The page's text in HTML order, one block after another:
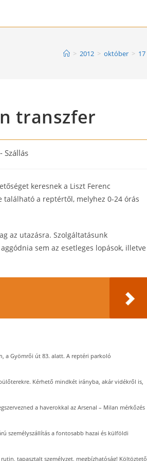
> 2012 > október > 17
transzfer
Szállás
keresnek a Liszt Ferenc
található a reptértől, melyhez 0-24 órás
az utazásra. Szolgáltatásunk
sem az esetleges lopások, illetve
a Gyömrői út 83. alatt. A reptéri parkoló
Kérhető mindkét irányba, akár vidékről is,
a haverokkal az Arsenal – Milan mérkőzés
személyszállítás a fontosabb hazai és külföldi
tapasztalt személyzet, megbízhatóság! Költöztető